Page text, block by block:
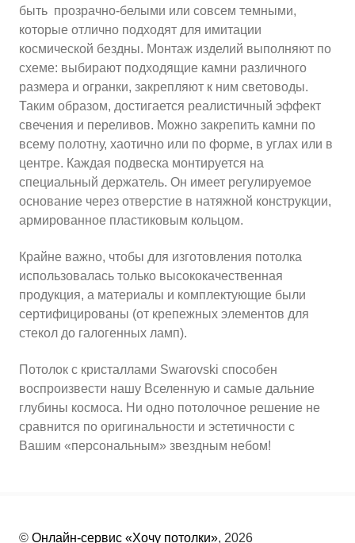
быть прозрачно-белыми или совсем темными,
которые отлично подходят для имитации
космической бездны. Монтаж изделий выполняют по
схеме: выбирают подходящие камни различного
размера и огранки, закрепляют к ним световоды.
Таким образом, достигается реалистичный эффект
свечения и переливов. Можно закрепить камни по
всему полотну, хаотично или по форме, в углах или в
центре. Каждая подвеска монтируется на
специальный держатель. Он имеет регулируемое
основание через отверстие в натяжной конструкции,
армированное пластиковым кольцом.
Крайне важно, чтобы для изготовления потолка
использовалась только высококачественная
продукция, а материалы и комплектующие были
сертифицированы (от крепежных элементов для
стекол до галогенных ламп).
Потолок с кристаллами Swarovski способен
воспроизвести нашу Вселенную и самые дальние
глубины космоса. Ни одно потолочное решение не
сравнится по оригинальности и эстетичности с
Вашим «персональным» звездным небом!
© Онлайн-сервис «Хочу потолки», 2026